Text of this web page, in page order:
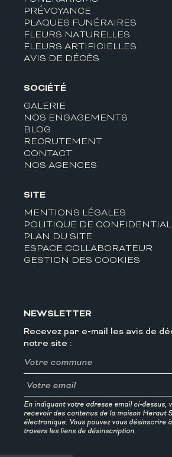
PRÉVOYANCE
PLAQUES FUNÉRAIRES
FLEURS NATURELLES
FLEURS ARTIFICIELLES
AVIS DE DÉCÈS
SOCIÉTÉ
GALERIE
NOS ENGAGEMENTS
BLOG
RECRUTEMENT
CONTACT
NOS AGENCES
SITE
MENTIONS LÉGALES
POLITIQUE DE
PLAN DU SITE
ESPACE COLLABORATEUR
GESTION DES COOKIES
NEWSLETTER
Recevez par e-mail les avis de
notre site :
En indiquant votre adresse email ci-dessus,
recevoir des contenus de la maison Heraut
électronique. Vous pouvez vous désinscrire
travers les liens de désinscription.